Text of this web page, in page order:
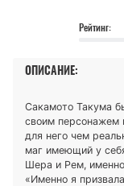
Рейтинг:
ОПИСАНИЕ:
Сакамото Такума
своим персонажем
для него чем
маг имеющий у
Шера и Рем,
«Именно я